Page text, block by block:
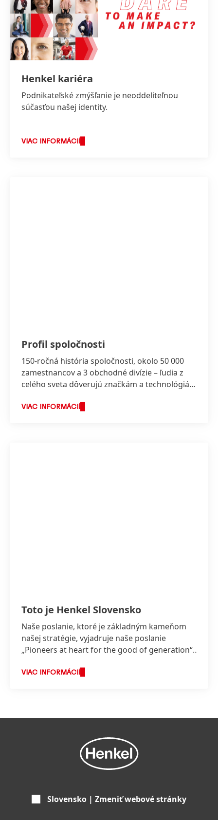
Henkel kariéra
Podnikateľské zmýšľanie je neoddeliteľnou
súčasťou našej identity.
VIAC INFORMÁCIÍ
Profil spoločnosti
150-ročná história spoločnosti, okolo 50 000
zamestnancov a 3 obchodné divízie – ľudia z
celého sveta dôverujú značkám a technológiám
VIAC INFORMÁCIÍ
Toto je Henkel Slovensko
Naše poslanie, ktoré je základným kameňom
našej stratégie, vyjadruje naše poslanie
„Pioneers at heart for the good of generation“,
čo usilujeme.
VIAC INFORMÁCIÍ
Slovensko | Zmeniť webové stránky